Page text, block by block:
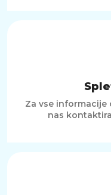
Za vse informacije
nas